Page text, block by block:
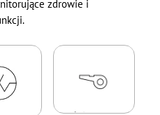
zdrowie i